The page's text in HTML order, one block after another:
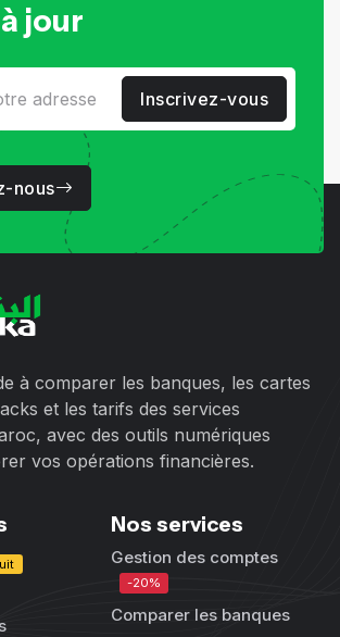
jour
Inscrivez-vous
nous
à comparer les banques, les cartes
et les tarifs des services
avec des outils numériques
vos opérations financières.
Nos services
Gestion des comptes
-20%
Comparer les banques